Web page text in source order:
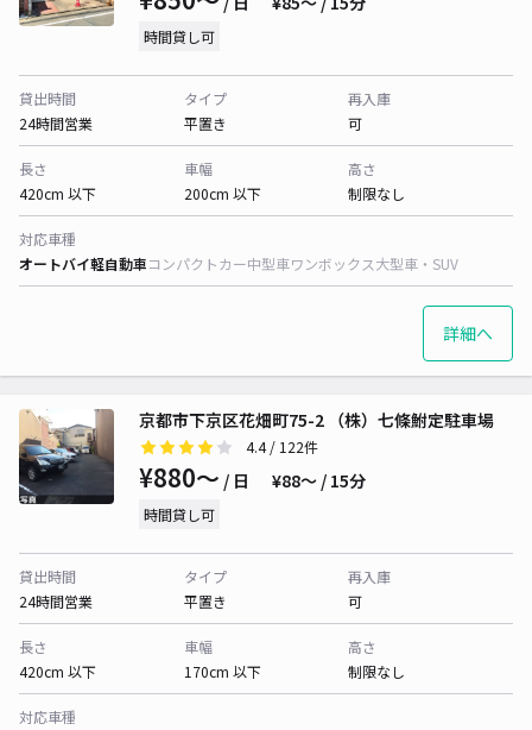
時間貸し可
貸出時間
24時間営業
タイプ
平置き
再入庫
可
長さ
420cm 以下
車幅
200cm 以下
高さ
制限なし
対応車種
オートバイ軽自動車コンパクトカー中型車ワンボックス大型車・SUV
詳細へ
京都市下京区花畑町75-2 （株）七條鮒定駐車場
4.4/ 122件
¥880〜 / 日 ¥88〜 / 15分
時間貸し可
貸出時間
24時間営業
タイプ
平置き
再入庫
可
長さ
420cm 以下
車幅
170cm 以下
高さ
制限なし
対応車種